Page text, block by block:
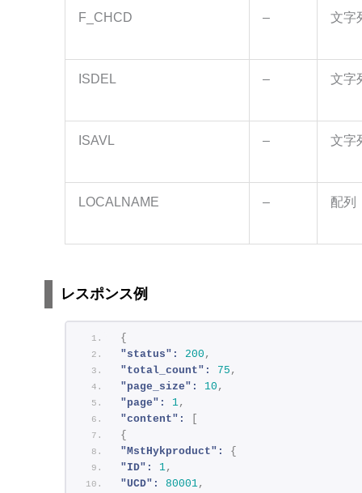
F_CHCD – 文字
ISDEL – 文字
ISAVL – 文字
LOCALNAME – 配列
レスポンス例
{
"status":
200 ,
"total_count":
75 ,
"page_size":
10 ,
"page":
1,
"content":
{
"MstHykproduct":
{
"ID":
1,
"UCD":
80001,